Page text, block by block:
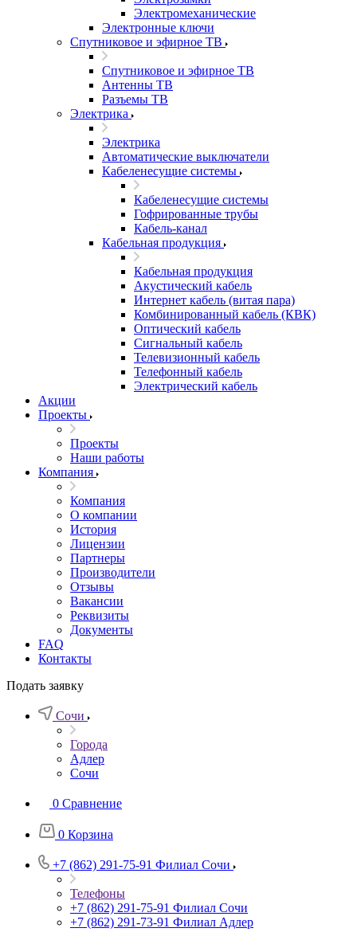
Электромеханические
Электронные ключи
Спутниковое и эфирное ТВ
Спутниковое и эфирное ТВ
Антенны ТВ
Разъемы ТВ
Электрика
Электрика
Автоматические выключатели
Кабеленесущие системы
Кабеленесущие системы
Гофрированные трубы
Кабель-канал
Кабельная продукция
Кабельная продукция
Акустический кабель
Интернет кабель (витая пара)
Комбинированный кабель (КВК)
Оптический кабель
Сигнальный кабель
Телевизионный кабель
Телефонный кабель
Электрический кабель
Акции
Проекты
Проекты
Наши работы
Компания
Компания
О компании
История
Лицензии
Партнеры
Производители
Отзывы
Вакансии
Реквизиты
Документы
FAQ
Контакты
Подать заявку
Сочи
Города
Адлер
Сочи
0 Сравнение
0 Корзина
+7 (862) 291-75-91 Филиал Сочи
Телефоны
+7 (862) 291-75-91 Филиал Сочи
+7 (862) 291-73-91 Филиал Адлер